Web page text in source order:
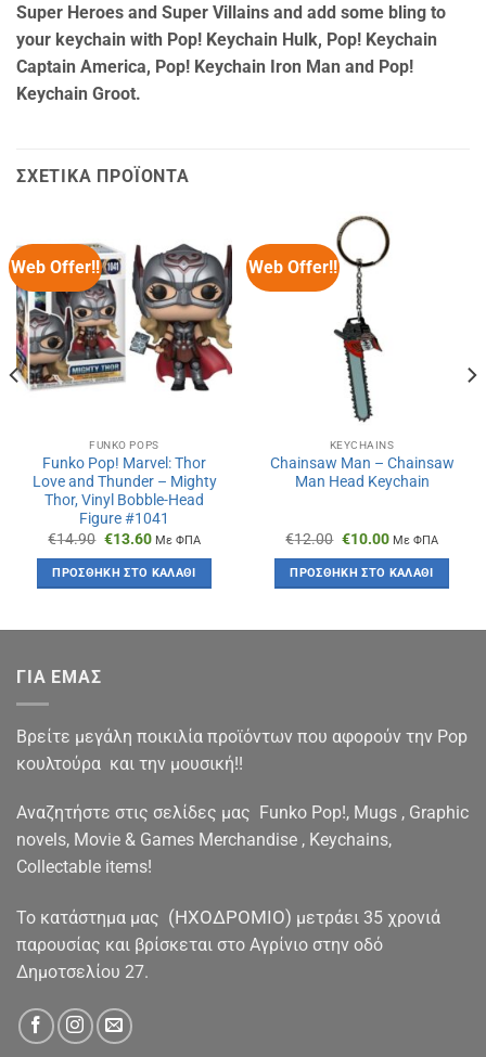
Super Heroes and Super Villains and add some bling to
your keychain with Pop! Keychain Hulk, Pop! Keychain
Captain America, Pop! Keychain Iron Man and Pop!
Keychain Groot.
ΣΧΕΤΙΚΆ ΠΡΟΪΌΝΤΑ
Web Offer!!
FUNKO POPS
Funko Pop! Marvel: Thor
Love and Thunder – Mighty
Thor, Vinyl Bobble-Head
Figure #1041
€14.90 Original
was:
€14.90.
€13.60Η
τιμή
είναι:
€13.60.
Με ΦΠΑ
ΠΡΟΣΘΉΚΗ ΣΤΟ ΚΑΛΆΘΙ
Web Offer!!
KEYCHAINS
Chainsaw Man – Chainsaw
Man Head Keychain
€12.00 Original
was:
€12.00.
€10.00Η
τιμή
είναι:
€10.00.
Με ΦΠΑ
ΠΡΟΣΘΉΚΗ ΣΤΟ ΚΑΛΆΘΙ
ΓΙΑ ΕΜΑΣ
Βρείτε μεγάλη ποικιλία προϊόντων που αφορούν την Pop
κουλτούρα και την μουσική!!
Αναζητήστε στις σελίδες μας Funko Pop!, Mugs , Graphic
novels, Movie & Games Merchandise , Keychains,
Collectable items!
To κατάστημα μας (ΗΧΟΔΡΟΜΙΟ) μετράει 35 χρονιά
παρουσίας και βρίσκεται στο Αγρίνιο στην οδό
Δημοτσελίου 27.